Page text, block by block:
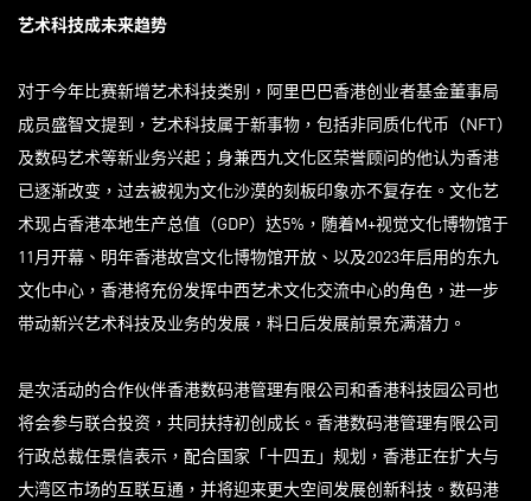
艺术科技成未来趋势
对于今年比赛新增艺术科技类别，阿里巴巴香港创业者基金董事局
成员盛智文提到，艺术科技属于新事物，包括非同质化代币（NFT）
及数码艺术等新业务兴起；身兼西九文化区荣誉顾问的他认为香港
已逐渐改变，过去被视为文化沙漠的刻板印象亦不复存在。文化艺
术现占香港本地生产总值（GDP）达5%，随着M+视觉文化博物馆于
11月开幕、明年香港故宫文化博物馆开放、以及2023年启用的东九
文化中心，香港将充份发挥中西艺术文化交流中心的角色，进一步
带动新兴艺术科技及业务的发展，料日后发展前景充满潜力。
是次活动的合作伙伴香港数码港管理有限公司和香港科技园公司也
将会参与联合投资，共同扶持初创成长。香港数码港管理有限公司
行政总裁任景信表示，配合国家「十四五」规划，香港正在扩大与
大湾区市场的互联互通，并将迎来更大空间发展创新科技。数码港